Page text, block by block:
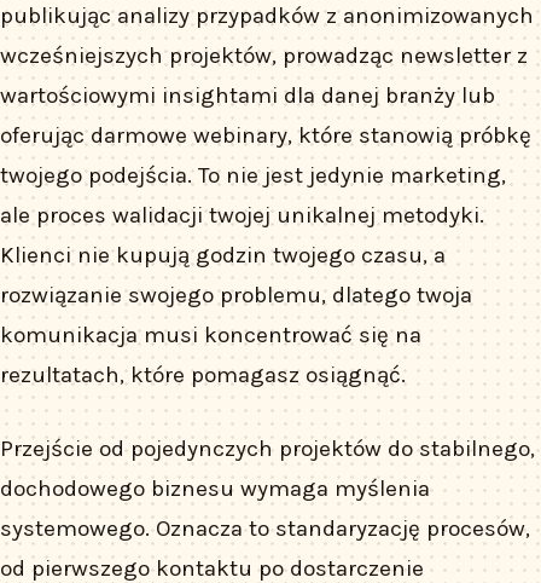
publikując analizy przypadków z anonimizowanych
wcześniejszych projektów, prowadząc newsletter z
wartościowymi insightami dla danej branży lub
oferując darmowe webinary, które stanowią próbkę
twojego podejścia. To nie jest jedynie marketing,
ale proces walidacji twojej unikalnej metodyki.
Klienci nie kupują godzin twojego czasu, a
rozwiązanie swojego problemu, dlatego twoja
komunikacja musi koncentrować się na
rezultatach, które pomagasz osiągnąć.
Przejście od pojedynczych projektów do stabilnego,
dochodowego biznesu wymaga myślenia
systemowego. Oznacza to standaryzację procesów,
od pierwszego kontaktu po dostarczenie